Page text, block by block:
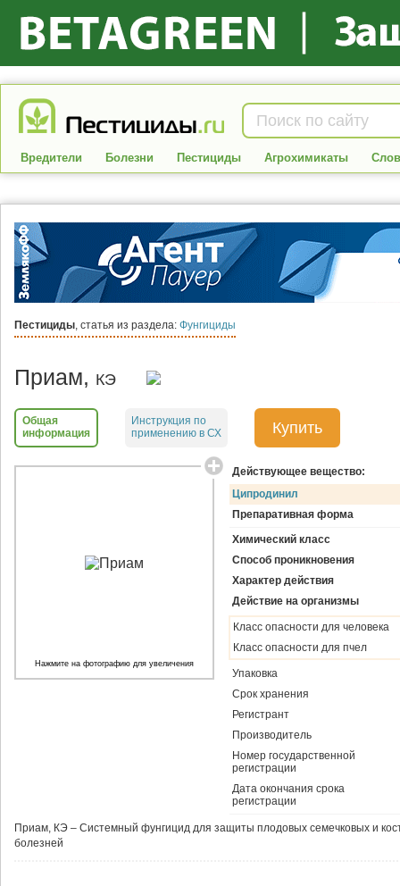
Вредители Болезни Пестициды Агрохимикаты
Пестициды, статья из раздела: Фунгициды
Приам, КЭ
Общая
информация
Инструкция по
применению в СХ
Купить
Действующее вещество:
Ципродинил
Препаративная форма
Химический класс
Способ проникновения
Характер действия
Действие на организмы
Класс опасности для человека
Класс опасности для пчел
Упаковка
Срок хранения
Регистрант
Производитель
Номер государственной
регистрации
Дата окончания срока
регистрации
Нажмите на фотографию для увеличения
Приам, КЭ – Системный фунгицид для защиты плодовых семечковых и
болезней